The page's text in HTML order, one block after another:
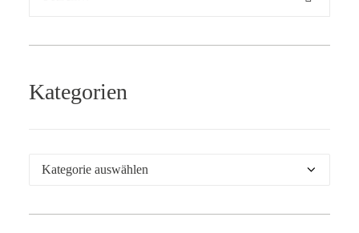
Kategorien
Kategorien